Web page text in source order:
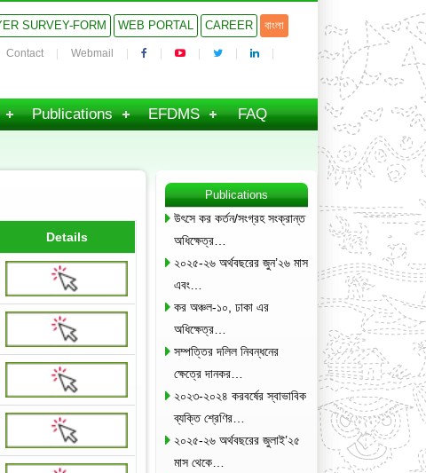
SURVEY-FORM WEB PORTAL CAREER বাংলা
Contact Webmail
Publications EFDMS FAQ
Details
Publications
উৎসে কর কর্তন/সংগ্রহ সংক্রান্ত
অধিক্ষেত্র…
২০২৫-২৬ অর্থবছরের জুন’২৬ মাস
এবং…
কর অঞ্চল-১০, ঢাকা এর
অধিক্ষেত্র…
সম্পত্তির দলিল নিবন্ধনের
ক্ষেত্রে দানকর…
২০২৩-২০২৪ করবর্ষের স্বাভাবিক
ব্যক্তি শ্রেণির…
২০২৫-২৬ অর্থবছরের জুলাই’২৫
মাস থেকে…